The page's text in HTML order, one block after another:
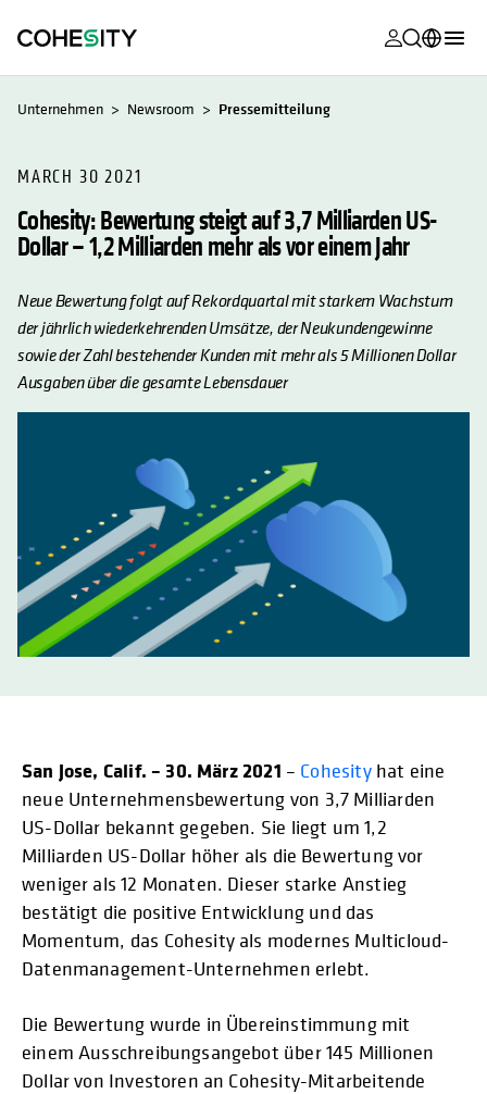
wird in
wird in
wird in
Support
wird in
wird in
Academy
wird in
Cohesity
wird in
wird in
日本語 (Japan)
Unternehmen Newsroom Pressemitteilung
MARCH 30 2021
Cohesity: Bewertung steigt auf 3,7 Milliarden US-
Dollar – 1,2 Milliarden mehr als vor einem Jahr
Neue Bewertung folgt auf Rekordquartal mit starkem Wachstum
der jährlich wiederkehrenden Umsätze, der Neukundengewinne
sowie der Zahl bestehender Kunden mit mehr als 5 Millionen Dollar
Ausgaben über die gesamte Lebensdauer
San Jose, Calif. – 30. März 2021 – Cohesityhat eine
neue Unternehmensbewertung von 3,7 Milliarden
US-Dollar bekannt gegeben. Sie liegt um 1,2
Milliarden US-Dollar höher als die Bewertung vor
weniger als 12 Monaten. Dieser starke Anstieg
bestätigt die positive Entwicklung und das
Momentum, das Cohesity als modernes Multicloud-
Datenmanagement-Unternehmen erlebt.
Die Bewertung wurde in Übereinstimmung mit
einem Ausschreibungsangebot über 145 Millionen
Dollar von Investoren an Cohesity-Mitarbeitende